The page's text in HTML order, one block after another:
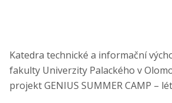
Katedra technické a informační
fakulty Univerzity Palackého v
projekt GENIUS SUMMER CAMP –